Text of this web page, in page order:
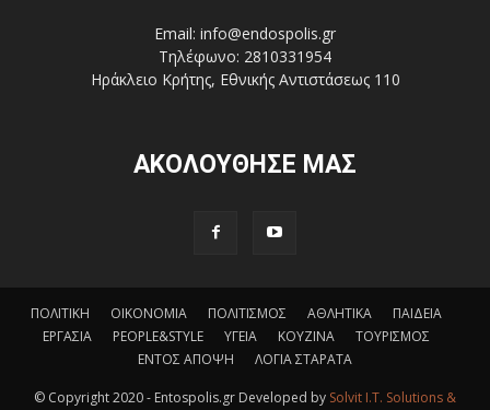
Email: info@endospolis.gr
Τηλέφωνο: 2810331954
Ηράκλειο Κρήτης, Εθνικής Αντιστάσεως 110
ΑΚΟΛΟΥΘΗΣΕ ΜΑΣ
ΠΟΛΙΤΙΚΗ ΟΙΚΟΝΟΜΙΑ ΠΟΛΙΤΙΣΜΟΣ ΑΘΛΗΤΙΚΑ
ΠΑΙΔΕΙΑ
ΕΡΓΑΣΙΑ
PEOPLE&STYLE ΥΓΕΙΑ ΚΟΥΖΙΝΑ
ΤΟΥΡΙΣΜΟΣ
ΕΝΤΟΣ ΑΠΟΨΗ
ΛΟΓΙΑ ΣΤΑΡΑΤΑ
© Copyright 2020 - Entospolis.gr Developed by Solvit I.T. Solutions &